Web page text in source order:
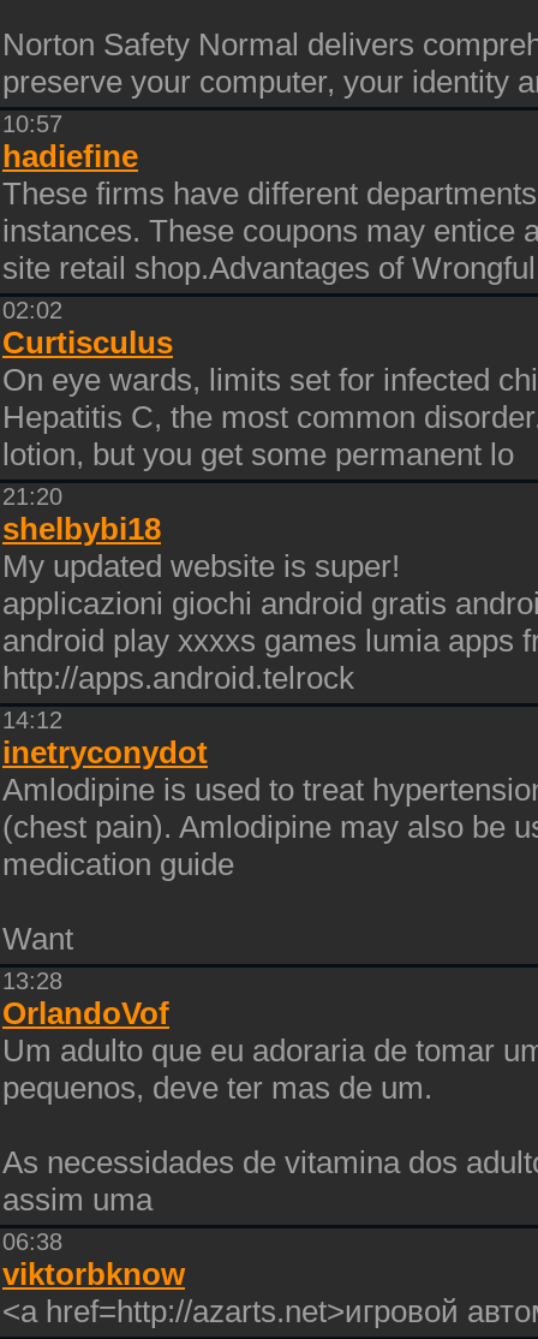
Norton Safety Normal delivers
preserve your computer, your identity
10:57
hadiefine
These firms have different
instances. These coupons may entice
site retail shop.Advantages of Wrongful
02:02
Curtisculus
On eye wards, limits set for infected
Hepatitis C, the most common
lotion, but you get some permanent lo
21:20
shelbybi18
My updated website is super!
applicazioni giochi android gratis
android play xxxxs games lumia apps
http://apps.android.telrock
14:12
inetryconydot
Amlodipine is used to treat
(chest pain). Amlodipine may also be
medication guide
Want
13:28
OrlandoVof
Um adulto que eu adoraria de tomar
pequenos, deve ter mas de um.
As necessidades de vitamina dos
assim uma
06:38
viktorbknow
<a href=http://azarts.net>игровой